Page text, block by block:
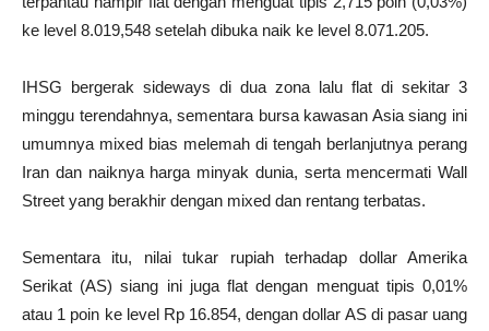
ke level 8.019,548 setelah dibuka naik ke level 8.071.205.
IHSG bergerak sideways di dua zona lalu flat di sekitar 3
minggu terendahnya, sementara bursa kawasan Asia siang ini
umumnya mixed bias melemah di tengah berlanjutnya perang
Iran dan naiknya harga minyak dunia, serta mencermati Wall
Street yang berakhir dengan mixed dan rentang terbatas.
Sementara itu, nilai tukar rupiah terhadap dollar Amerika
Serikat (AS) siang ini juga flat dengan menguat tipis 0,01%
atau 1 poin ke level Rp 16.854, dengan dollar AS di pasar uang